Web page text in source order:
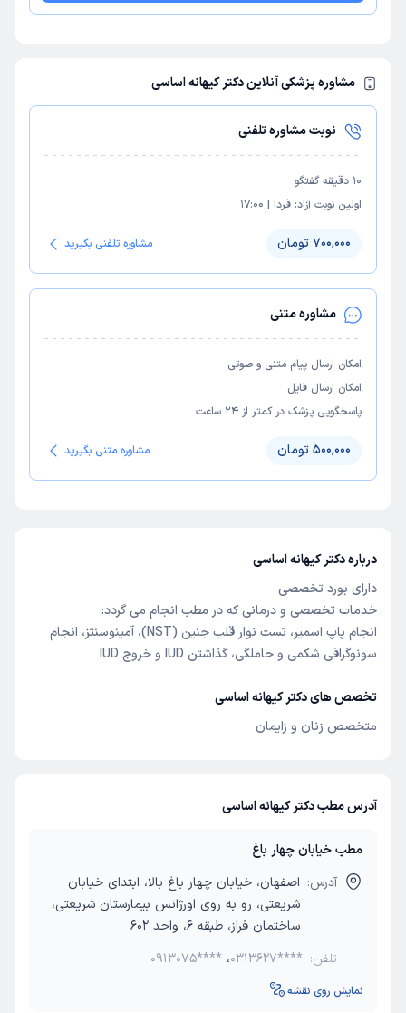
مشاوره پزشکی آنلاین دکتر کیهانه اساسی
نوبت مشاوره تلفنی
10 دقیقه گفتگو
اولین نوبت آزاد: فردا |
17:00
700,000 تومان مشاوره تلفنی بگیرید
مشاوره متنی
امکان ارسال پیام متنی و صوتی
امکان ارسال فایل
پاسخگویی پزشک در کمتر از ۲۴ ساعت
500,000 تومان مشاوره متنی بگیرید
درباره دکتر کیهانه اساسی
دارای بورد تخصصی
خدمات تخصصی و درمانی که در مطب انجام می گردد:
انجام پاپ اسمیر، تست نوار قلب جنین (NST)، آمینوسنتز، انجام
سونوگرافی شکمی و حاملگی، گذاشتن IUD و خروج IUD
تخصص های دکتر کیهانه اساسی
متخصص زنان و زایمان
آدرس مطب دکتر کیهانه اساسی
مطب خیابان چهار باغ
آدرس: اصفهان، خیابان چهار باغ بالا، ابتدای خیابان
شریعتی، رو به روی اورژانس بیمارستان شریعتی،
ساختمان فراز، طبقه 6، واحد 602
تلفن:
0913075**** ،0313627****
نمایش روی نقشه